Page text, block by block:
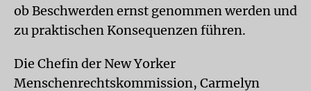
ob Beschwerden ernst genommen werden und
zu praktischen Konsequenzen führen.
Die Chefin der New Yorker
Menschenrechtskommission, Carmelyn